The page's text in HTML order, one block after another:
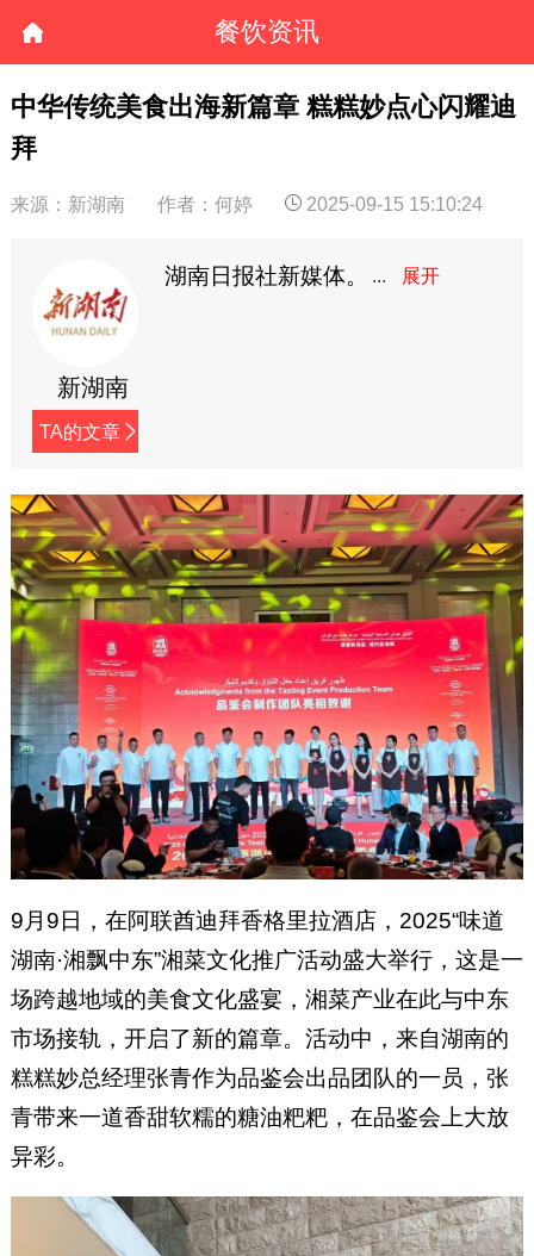
餐饮资讯
中华传统美食出海新篇章 糕糕妙点心闪耀迪
拜
来源：新湖南 作者：何婷 2025-09-15 15:10:24
新湖南
TA的文章
湖南日报社新媒体。
9月9日，在阿联酋迪拜香格里拉酒店，2025“味道
湖南·湘飘中东”湘菜文化推广活动盛大举行，这是一
场跨越地域的美食文化盛宴，湘菜产业在此与中东
市场接轨，开启了新的篇章。活动中，来自湖南的
糕糕妙总经理张青作为品鉴会出品团队的一员，张
青带来一道香甜软糯的糖油粑粑，在品鉴会上大放
异彩。